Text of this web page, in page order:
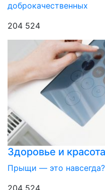
доброкачественных
204 524
Здоровье и красота
Прыщи — это